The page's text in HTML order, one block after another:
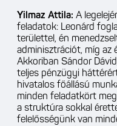
Yilmaz Attila: A
feladatok: Leonárd
területtel, én
adminisztrációt, míg az
Akkoriban Sándor
teljes pénzügyi
hivatalos főállású
minden feladatkört
a struktúra sokkal
felelősségünk van